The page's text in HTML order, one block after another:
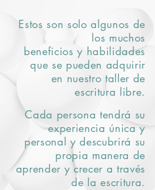
Estos son solo algunos de
los muchos
beneficios y habilidades
que se pueden adquirir
en nuestro taller de
escritura libre.
Cada persona tendrá su
experiencia única y
personal y descubrirá su
propia manera de
aprender y crecer a través
de la escritura.